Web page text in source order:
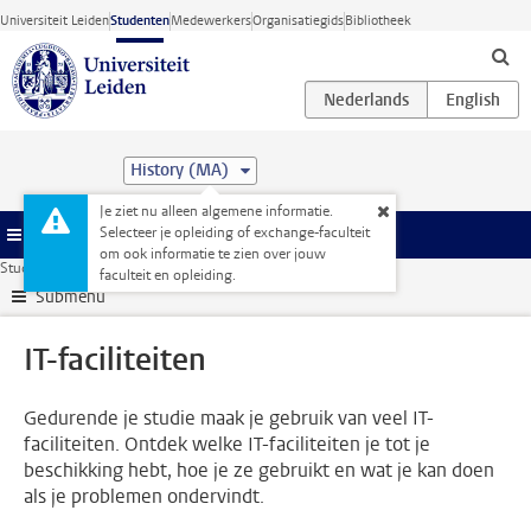
Ga direct naar de inhoud
Universiteit LeidenStudentenMedewerkersOrganisatiegidsBibliotheek
History (MA)
Je ziet nu alleen algemene informatie.
Selecteer je opleiding of exchange-faculteit
om ook informatie te zien over jouw
faculteit en opleiding.
Menu
Studentenwebsite Faciliteiten IT-faciliteiten
Submenu
IT-faciliteiten
Gedurende je studie maak je gebruik van veel IT-
faciliteiten. Ontdek welke IT-faciliteiten je tot je
beschikking hebt, hoe je ze gebruikt en wat je kan doen
als je problemen ondervindt.